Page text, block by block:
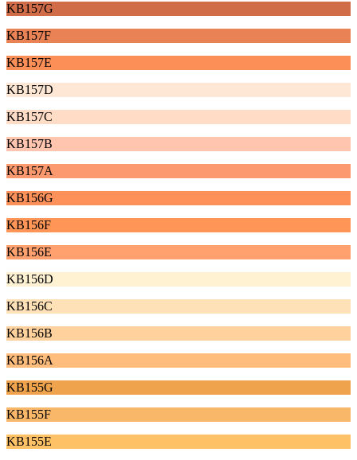
KB157G
KB157F
KB157E
KB157D
KB157C
KB157B
KB157A
KB156G
KB156F
KB156E
KB156D
KB156C
KB156B
KB156A
KB155G
KB155F
KB155E